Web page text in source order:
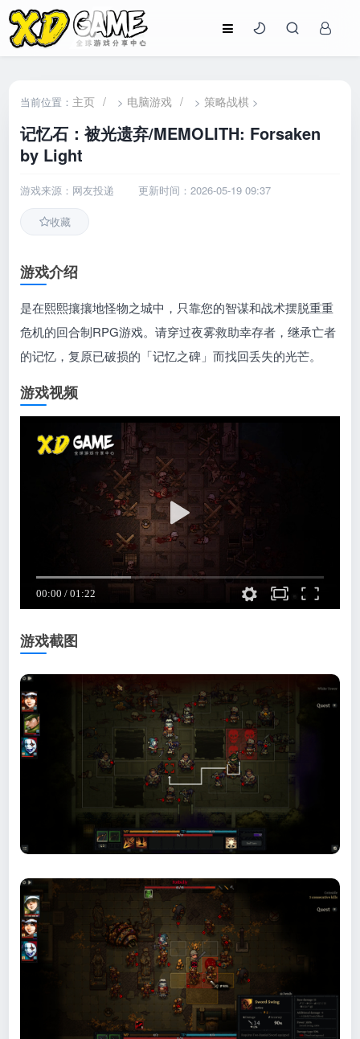
当前位置： 主页 / > 电脑游戏 / >策略战棋 >
记忆石：被光遗弃/MEMOLITH: Forsaken
by Light
游戏来源：网友投递 更新时间：2026-05-19 09:37
收藏
游戏介绍
是在熙熙攘攘地怪物之城中，只靠您的智谋和战术摆脱重重
危机的回合制RPG游戏。请穿过夜雾救助幸存者，继承亡者
的记忆，复原已破损的「记忆之碑」而找回丢失的光芒。
游戏视频
游戏截图